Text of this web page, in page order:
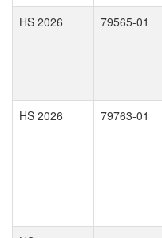
HS 2026
79565-01
HS 2026 79763-01